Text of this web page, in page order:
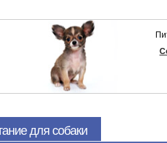
для собаки